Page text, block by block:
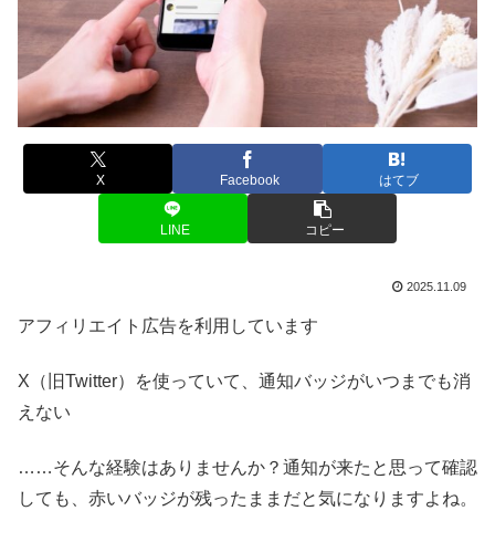
X Facebook はてブ
LINE コピー
2025.11.09
アフィリエイト広告を利用しています
X（旧Twitter）を使っていて、通知バッジがいつまでも消
えない
……そんな経験はありませんか？通知が来たと思って確認
しても、赤いバッジが残ったままだと気になりますよね。